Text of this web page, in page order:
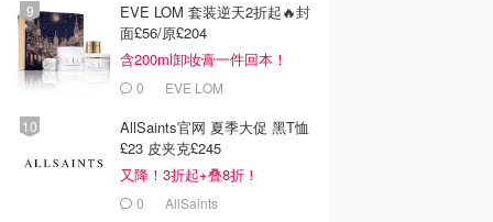
£4.00 £4.75
EVE LOM 套装逆天2折起🔥封
面£56/原£204
含200ml卸妆膏一件回本！
0 EVE LOM
AllSaints官网 夏季大促 黑T恤
£23 皮夹克£245
又降！3折起+叠8折！
0 AllSaints